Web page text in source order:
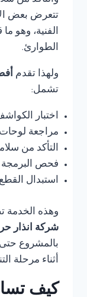
تتعرض بعض
الفنية، وهو
الطوارئ.
ولهذا تقدم
تشمل:
اختبار
مراجعة
التأكد من
فحص البرمجة
استبدال
وهذه الخدمة
شركة انذار
بالمشروع حتى
أثناء مرحلة
كيف